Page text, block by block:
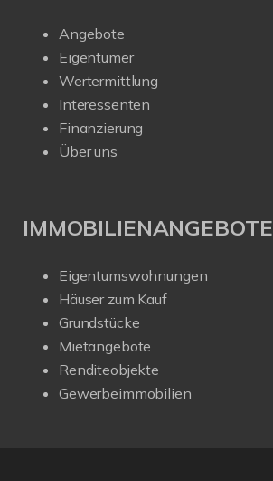
Angebote
Eigentümer
Wertermittlung
Interessenten
Finanzierung
Über uns
IMMOBILIENANGEBOTE
Eigentumswohnungen
Häuser zum Kauf
Grundstücke
Mietangebote
Renditeobjekte
Gewerbeimmobilien